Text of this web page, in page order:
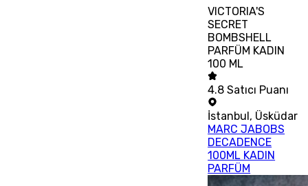
VICTORIA'S
SECRET
BOMBSHELL
PARFÜM KADIN
100 ML
4.8 Satıcı Puanı
İstanbul , Üsküdar
MARC JABOBS
DECADENCE
100ML KADIN
PARFÜM